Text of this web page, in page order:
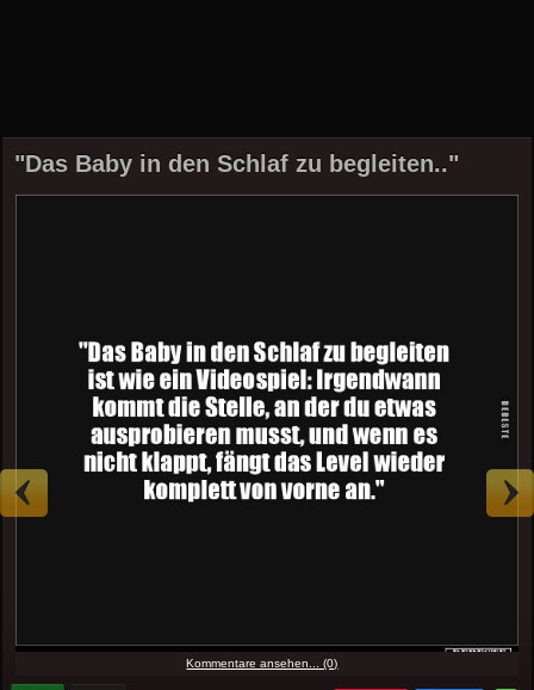
"Das Baby in den Schlaf zu begleiten.."
Kommentare ansehen... (0)